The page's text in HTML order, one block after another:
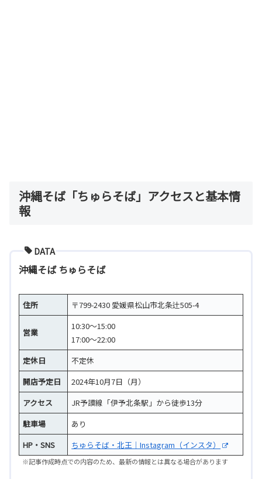
沖縄そば「ちゅらそば」アクセスと基本情
報
DATA
沖縄そば ちゅらそば
住所 〒799-2430 愛媛県松山市北条辻505-4
営業
10:30～15:00
17:00～22:00
定休日
不定休
開店予定日
2024年10月7日（月）
アクセス
JR予讃線「伊予北条駅」から徒歩13分
駐車場
あり
HP・SNS
ちゅらそば・北王｜Instagram（インスタ）
※記事作成時点での内容のため、最新の情報とは異なる場合があります